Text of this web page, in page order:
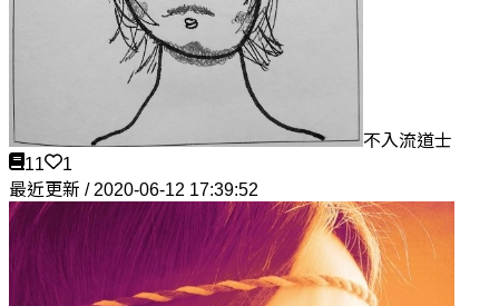
不入流道士
11
1
最近更新 / 2020-06-12 17:39:52